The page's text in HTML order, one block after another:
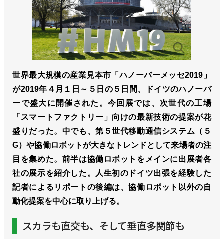
世界最大規模の産業見本市「ハノーバーメッセ2019」
が2019年４月１日～５日の５日間、ドイツのハノーバ
ーで盛大に開催された。今回展では、次世代の工場
「スマートファクトリー」向けの最新技術の提案が花
盛りだった。中でも、第５世代移動通信システム（５
G）や協働ロボットが大きなトレンドとして来場者の注
目を集めた。前半は協働ロボットをメインに出展者各
社の展示を紹介した。人生初のドイツ出張を経験した
記者によるリポートの後編は、協働ロボット以外の自
動化提案を中心に取り上げる。
スカラも直交も、そして垂直多関節も